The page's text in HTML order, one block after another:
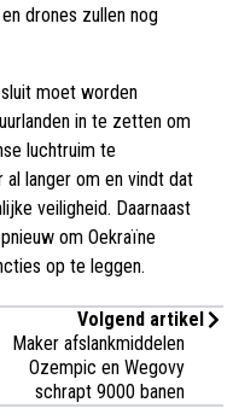
drones zullen nog
moet worden
in te zetten om
luchtruim te
al langer om en vindt dat
veiligheid. Daarnaast
om Oekraïne
op te leggen.
Volgend artikel
Maker afslankmiddelen
Ozempic en Wegovy
schrapt 9000 banen